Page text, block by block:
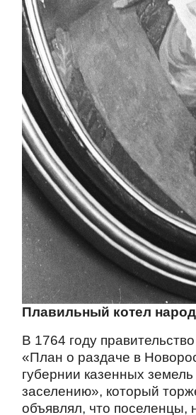
Плавильный котел
В 1764 году
«План о раздаче в
губернии казенных земель
заселению», который
объявлял, что поселенцы,